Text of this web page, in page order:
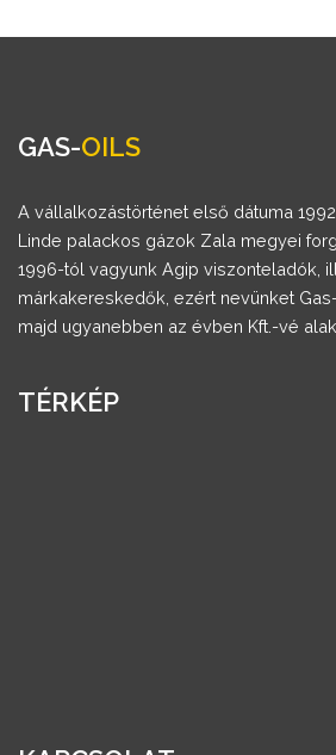
GAS-OILS
A vállalkozástörténet első dátuma
Linde palackos gázok Zala megyei
1996-tól vagyunk Agip viszonteladók,
márkakereskedők, ezért nevünket
majd ugyanebben az évben Kft.-vé
TÉRKÉP